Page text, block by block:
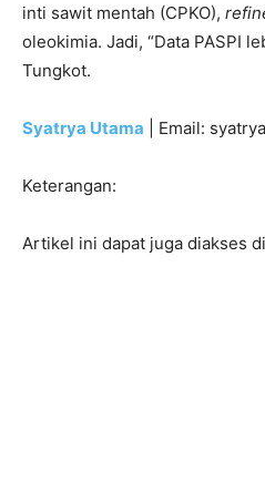
inti sawit mentah (CPKO),
oleokimia. Jadi, “Data PASPI
Tungkot.
Syatrya Utama | Email:
Keterangan:
Artikel ini dapat juga diakses di